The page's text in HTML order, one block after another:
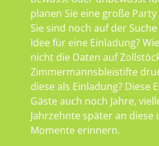
planen Sie eine große
Sie sind noch auf der
Idee für eine Einladung?
nicht die Daten auf
Zimmermannsbleistifte
diese als Einladung? Diese
Gäste auch noch Jahre,
Jahrzehnte später an diese
Momente erinnern.